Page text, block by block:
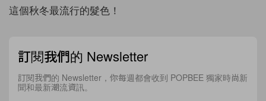
這個秋冬最流行的髮色！
訂閱我們的 Newsletter
訂閱我們的 Newsletter，你每週都會收到 POPBEE 獨家時尚新
聞和最新潮流資訊。